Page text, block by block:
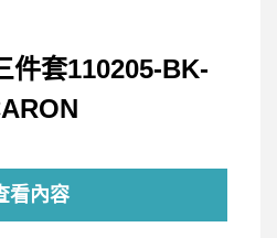
件套110205-BK-
看內容